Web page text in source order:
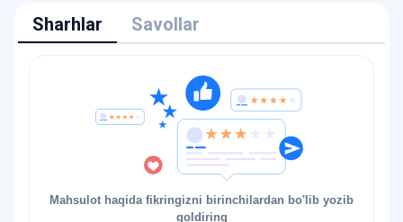
Sharhlar Savollar
Mahsulot haqida fikringizni birinchilardan bo'lib yozib
qoldiring